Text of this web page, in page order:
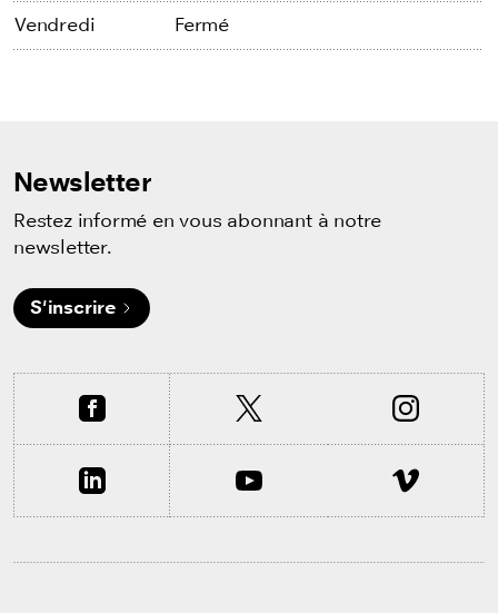
Vendredi Fermé
Newsletter
Restez informé en vous abonnant à notre
newsletter.
S'inscrire